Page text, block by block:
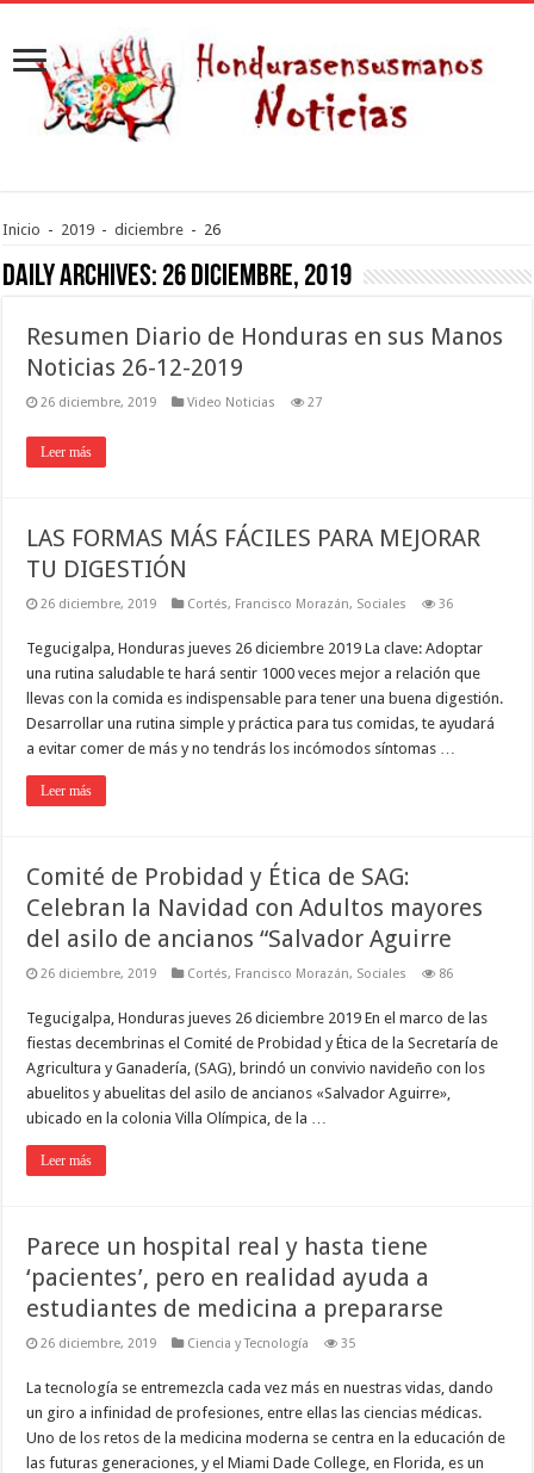
Inicio - 2019 - diciembre - 26
Daily Archives: 26 diciembre, 2019
Resumen Diario de Honduras en sus Manos
Noticias 26-12-2019
26 diciembre, 2019 Video Noticias 27
Leer más
LAS FORMAS MÁS FÁCILES PARA MEJORAR
TU DIGESTIÓN
26 diciembre, 2019 Cortés, Francisco Morazán, Sociales 36
Tegucigalpa, Honduras jueves 26 diciembre 2019 La clave: Adoptar
una rutina saludable te hará sentir 1000 veces mejor a relación que
llevas con la comida es indispensable para tener una buena digestión.
Desarrollar una rutina simple y práctica para tus comidas, te ayudará
a evitar comer de más y no tendrás los incómodos síntomas …
Leer más
Comité de Probidad y Ética de SAG:
Celebran la Navidad con Adultos mayores
del asilo de ancianos “Salvador Aguirre
26 diciembre, 2019 Cortés, Francisco Morazán, Sociales 86
Tegucigalpa, Honduras jueves 26 diciembre 2019 En el marco de las
fiestas decembrinas el Comité de Probidad y Ética de la Secretaría de
Agricultura y Ganadería, (SAG), brindó un convivio navideño con los
abuelitos y abuelitas del asilo de ancianos «Salvador Aguirre»,
ubicado en la colonia Villa Olímpica, de la …
Leer más
Parece un hospital real y hasta tiene
‘pacientes’, pero en realidad ayuda a
estudiantes de medicina a prepararse
26 diciembre, 2019 Ciencia y Tecnología 35
La tecnología se entremezcla cada vez más en nuestras vidas, dando
un giro a infinidad de profesiones, entre ellas las ciencias médicas.
Uno de los retos de la medicina moderna se centra en la educación de
las futuras generaciones, y el Miami Dade College, en Florida, es un